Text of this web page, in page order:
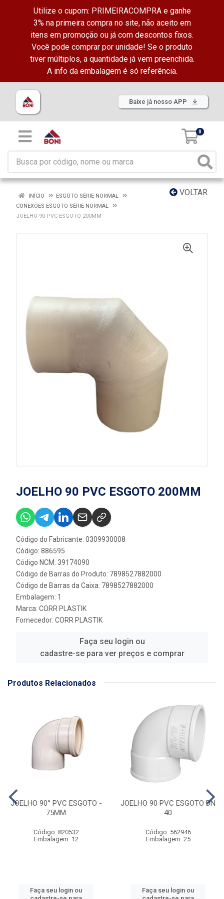
Utilize o cupom: PRIMEIRACOMPRA e ganhe
3% na primeira compra no site, não aceito em
itens em promoção ou já com descontos fixos.
Você pode comprar por unidade! Se o produto
tiver múltiplos, a quantidade já vem preenchida.
A info da embalagem é só referência.
Baixe já nosso APP
0
VOLTAR
INÍCIO
ESGOTO SÉRIE NORMAL
CONEXÕES ESGOTO SÉRIE NORMAL
JOELHO 90 PVC ESGOTO 200MM
JOELHO 90 PVC ESGOTO 200MM
Código do Fabricante: 0309930008
Código: 886595
Código NCM: 39174090
Código de Barras do Produto: 7898527882000
Código de Barras da Caixa: 7898527882000
Embalagem: 1
Marca: CORR PLASTIK
Fornecedor: CORR PLASTIK
Faça seu login ou
cadastre-se para ver preços e comprar
Produtos Relacionados
JOELHO 90° PVC ESGOTO -
75MM
Código: 820532
Embalagem: 12
Faça seu login ou
JOELHO 90 PVC ESGOTO DN
40
Código: 562946
Embalagem: 25
Faça seu login ou